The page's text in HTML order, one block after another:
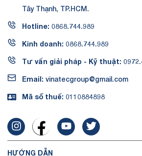
Tây Thạnh, TP.HCM.
Hotline: 0868.744.989
Kinh doanh: 0868.744.989
Tư vấn giải pháp - Kỹ thuật:
Email: vinatecgroup@gmail.com
Mã số thuế: 0110884898
HƯỚNG DẪN